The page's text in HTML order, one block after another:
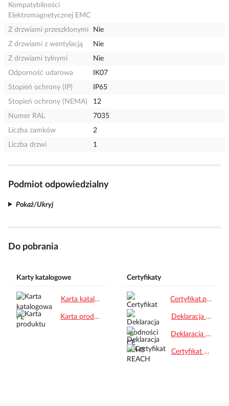
Kompatybilności
Elektromagnetycznej EMC
Z drzwiami przeszklonymi
Nie
Z drzwiami z wentylacją
Nie
Z drzwiami tylnymi
Nie
Odporność udarowa
IK07
Stopień ochrony (IP)
IP65
Stopień ochrony (NEMA)
12
Numer RAL
7035
Liczba zamków
2
Liczba drzwi
1
Podmiot odpowiedzialny
Pokaż/Ukryj
Do pobrania
Karty katalogowe
Karta katalogowa PL.pdf
Karta produktu.pdf
Certyfikaty
Certyfikat.pdf
Deklaracja zgodności CE.pdf
Deklaracja RoHS.pdf
Certyfikat REACH.pdf